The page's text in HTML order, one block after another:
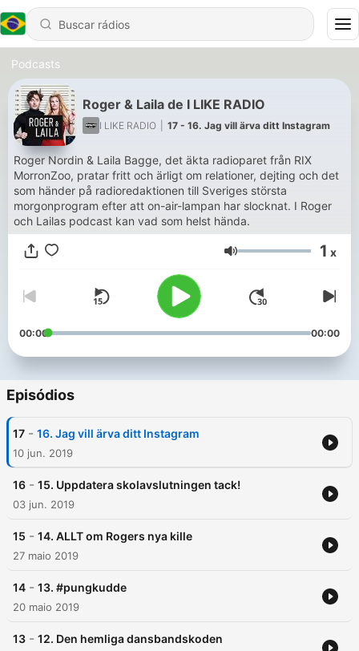
Podcasts
Roger & Laila de I LIKE RADIO
I LIKE RADIO 17 - 16. Jag vill ärva ditt Instagram
Roger Nordin & Laila Bagge, det äkta radioparet från RIX
MorronZoo, pratar fritt och ärligt om relationer, dejting och det
som händer på radioredaktionen till Sveriges största
morgonprogram efter att on-air-lampan har slocknat. I Roger
och Lailas podcast kan vad som helst hända.
Volume 1 x
00:00 00:00
Episódios
17 - 16. Jag vill ärva ditt Instagram
10 jun. 2019
16 - 15. Uppdatera skolavslutningen tack!
03 jun. 2019
15 - 14. ALLT om Rogers nya kille
27 maio 2019
14 - 13. #pungkudde
20 maio 2019
13 - 12. Den hemliga dansbandskoden